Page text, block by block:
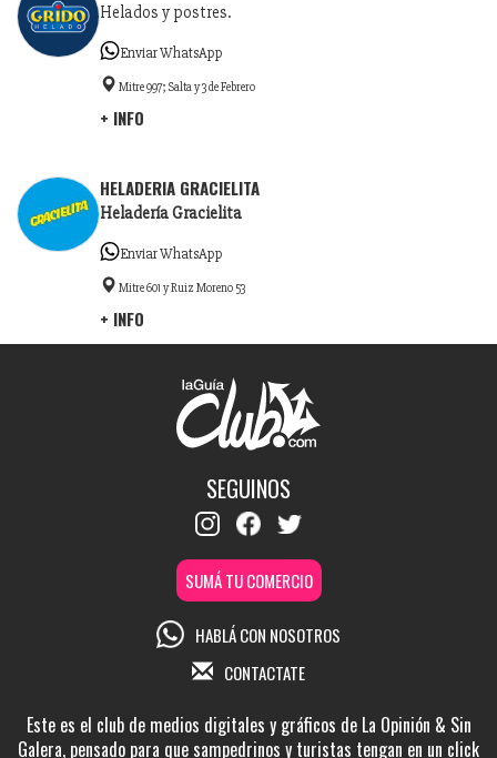
Helados y postres.
Enviar WhatsApp
Mitre 997; Salta y 3 de Febrero
+ INFO
HELADERIA GRACIELITA
Heladería Gracielita
Enviar WhatsApp
Mitre 601 y Ruiz Moreno 53
+ INFO
SEGUINOS
SUMÁ TU COMERCIO
HABLÁ CON NOSOTROS
CONTACTATE
Este es el club de medios digitales y gráficos de La Opinión & Sin
Galera, pensado para que sampedrinos y turistas tengan en un click